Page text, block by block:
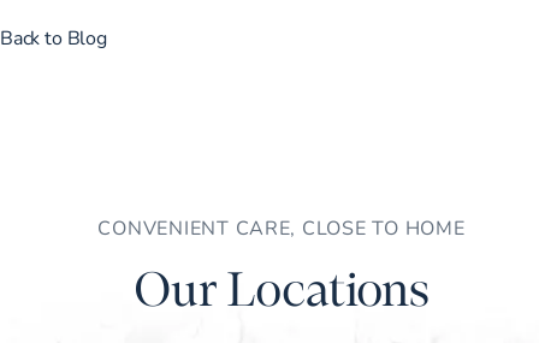
Back to Blog
CONVENIENT CARE, CLOSE TO HOME
Our Locations